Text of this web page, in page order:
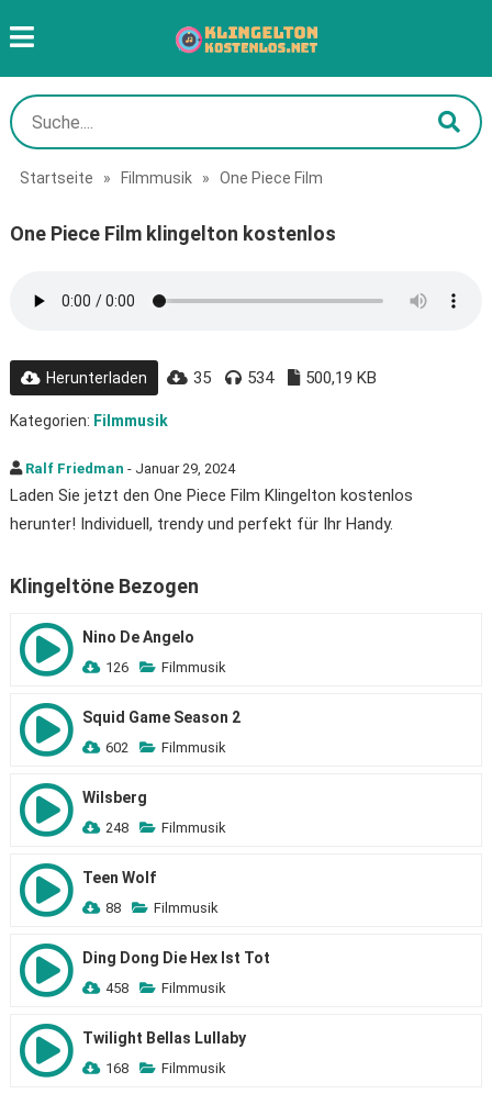
Startseite » Filmmusik » One Piece Film
One Piece Film klingelton kostenlos
Herunterladen 35 534 500,19 KB
Kategorien: Filmmusik
Ralf Friedman - Januar 29, 2024
Laden Sie jetzt den One Piece Film Klingelton kostenlos
herunter! Individuell, trendy und perfekt für Ihr Handy.
Klingeltöne Bezogen
Nino De Angelo
126 Filmmusik
Squid Game Season 2
602 Filmmusik
Wilsberg
248 Filmmusik
Teen Wolf
88 Filmmusik
Ding Dong Die Hex Ist Tot
458 Filmmusik
Twilight Bellas Lullaby
168 Filmmusik